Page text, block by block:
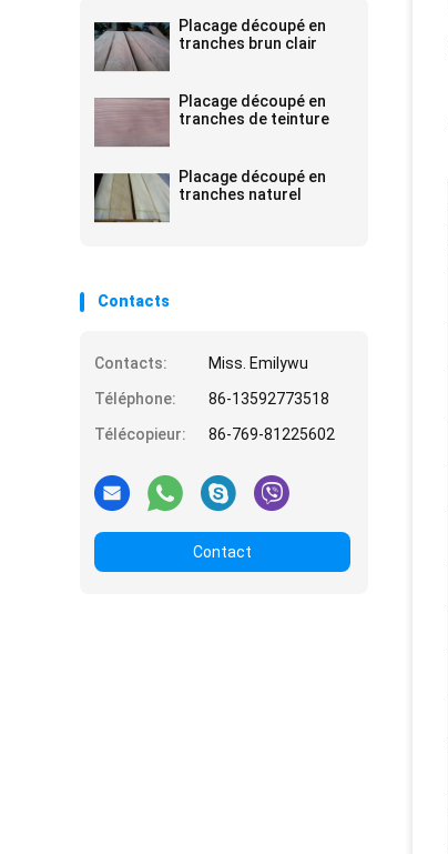
Placage découpé en
tranches brun clair
Placage découpé en
tranches de teinture
Placage découpé en
tranches naturel
Contacts
Contacts:
Miss. Emilywu
Téléphone:
86-13592773518
Télécopieur:
86-769-81225602
Contact